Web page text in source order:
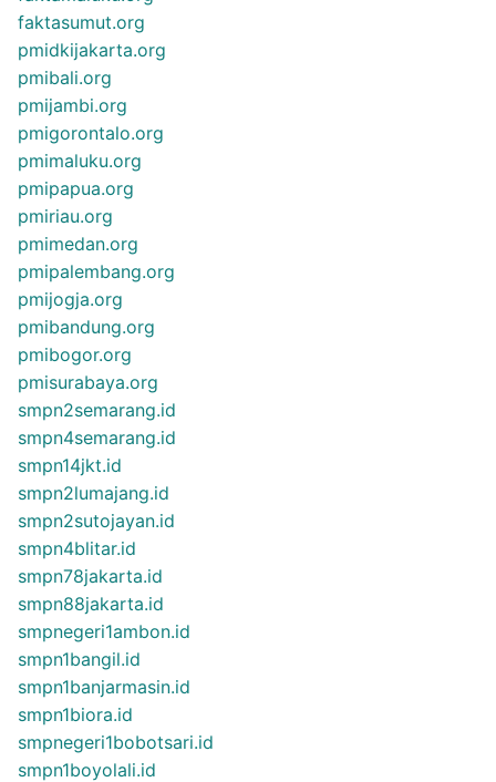
faktasumut.org
pmidkijakarta.org
pmibali.org
pmijambi.org
pmigorontalo.org
pmimaluku.org
pmipapua.org
pmiriau.org
pmimedan.org
pmipalembang.org
pmijogja.org
pmibandung.org
pmibogor.org
pmisurabaya.org
smpn2semarang.id
smpn4semarang.id
smpn14jkt.id
smpn2lumajang.id
smpn2sutojayan.id
smpn4blitar.id
smpn78jakarta.id
smpn88jakarta.id
smpnegeri1ambon.id
smpn1bangil.id
smpn1banjarmasin.id
smpn1biora.id
smpnegeri1bobotsari.id
smpn1boyolali.id